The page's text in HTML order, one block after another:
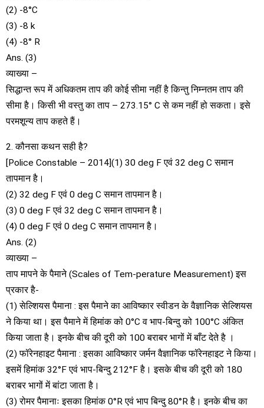
(2) -8°C
(3) -8 k
(4) -8° R
Ans. (3)
व्याख्या –
सिद्धान्त रूप में अधिकतम ताप की कोई सीमा नहीं है किन्तु निम्नतम ताप की
सीमा है। किसी भी वस्तु का ताप – 273.15° C से कम नहीं हो सकता। इसे
परमशून्य ताप कहते हैं।
2. कौनसा कथन सही है?
[Police Constable – 2014](1) 30 deg F एवं 32 deg C समान
तापमान है।
(2) 32 deg F एवं 0 deg C समान तापमान है।
(3) 0 deg F एवं 32 deg C समान तापमान है।
(4) 0 deg F एवं 0 deg C समान तापमान है।
Ans. (2)
व्याख्या –
ताप मापने के पैमाने (Scales of Tem-perature Measurement) इस
प्रकार है-
(1) सेल्शियस पैमाना : इस पैमाने का आविष्कार स्वीडन के वैज्ञानिक सेल्शियस
ने किया था। इस पैमाने में हिमांक को 0°C व भाप-बिन्दु को 100°C अंकित
किया जाता है। इनके बीच की दूरी को 100 बराबर भागों में बाँट देते है ।
(2) फॉरेनहाइट पैमाना : इसका आविष्कार जर्मन वैज्ञानिक फॉरेनहाइट ने किया।
इसमें हिमांक 32°F एवं भाप-बिन्दु 212°F है। इसके बीच की दूरी को 180
बराबर भागों में बांटा जाता है।
(3) रोमर पैमानाः इसका हिमांक 0°R एवं भाप बिन्दु 80°R है। इनके बीच का